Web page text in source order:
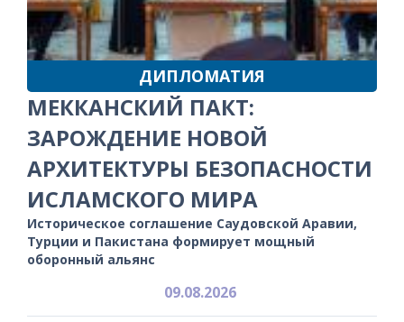
ДИПЛОМАТИЯ
МЕККАНСКИЙ ПАКТ:
ЗАРОЖДЕНИЕ НОВОЙ
АРХИТЕКТУРЫ БЕЗОПАСНОСТИ
ИСЛАМСКОГО МИРА
Историческое соглашение Саудовской Аравии,
Турции и Пакистана формирует мощный
оборонный альянс
09.08.2026